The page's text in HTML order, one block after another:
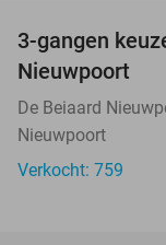
3-gangen
Nieuwpoort
De Beiaard
Nieuwpoort
Verkocht: 759